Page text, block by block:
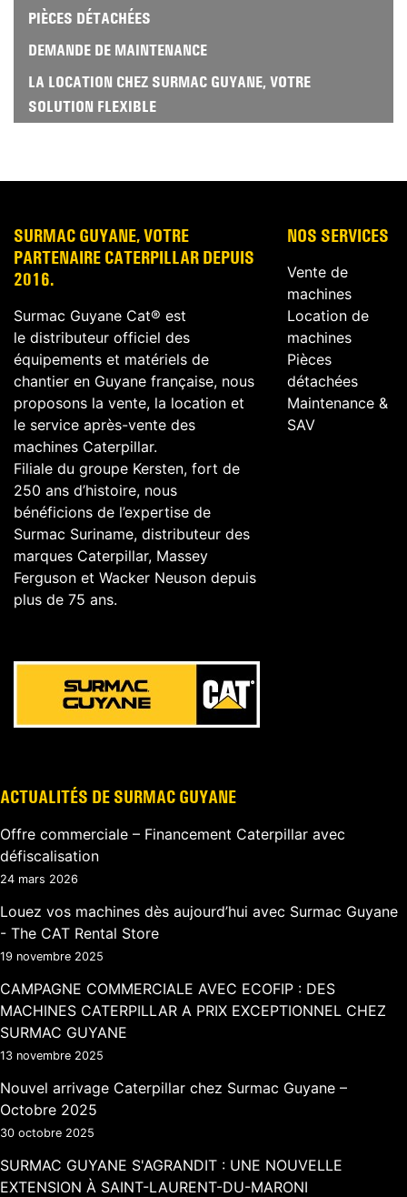
PIÈCES DÉTACHÉES
DEMANDE DE MAINTENANCE
LA LOCATION CHEZ SURMAC GUYANE, VOTRE
SOLUTION FLEXIBLE
SURMAC GUYANE, VOTRE
PARTENAIRE CATERPILLAR DEPUIS
2016.
Surmac Guyane Cat® est
le distributeur officiel des
équipements et matériels de
chantier en Guyane française, nous
proposons la vente, la location et
le service après-vente des
machines Caterpillar.
Filiale du groupe Kersten, fort de
250 ans d’histoire, nous
bénéficions de l’expertise de
Surmac Suriname, distributeur des
marques Caterpillar, Massey
Ferguson et Wacker Neuson depuis
plus de 75 ans.
NOS SERVICES
Vente de
machines
Location de
machines
Pièces
détachées
Maintenance &
SAV
ACTUALITÉS DE SURMAC GUYANE
Offre commerciale – Financement Caterpillar avec
défiscalisation
24 mars 2026
Louez vos machines dès aujourd’hui avec Surmac Guyane
- The CAT Rental Store
19 novembre 2025
CAMPAGNE COMMERCIALE AVEC ECOFIP : DES
MACHINES CATERPILLAR A PRIX EXCEPTIONNEL CHEZ
SURMAC GUYANE
13 novembre 2025
Nouvel arrivage Caterpillar chez Surmac Guyane –
Octobre 2025
30 octobre 2025
SURMAC GUYANE S'AGRANDIT : UNE NOUVELLE
EXTENSION À SAINT-LAURENT-DU-MARONI